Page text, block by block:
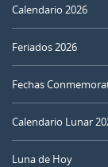
Calendario 2026
Feriados 2026
Fechas
Calendario Lunar
Luna de Hoy